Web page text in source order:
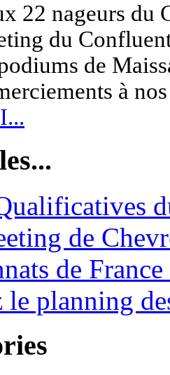
22 nageurs du
du
de
à
de
de
le planning